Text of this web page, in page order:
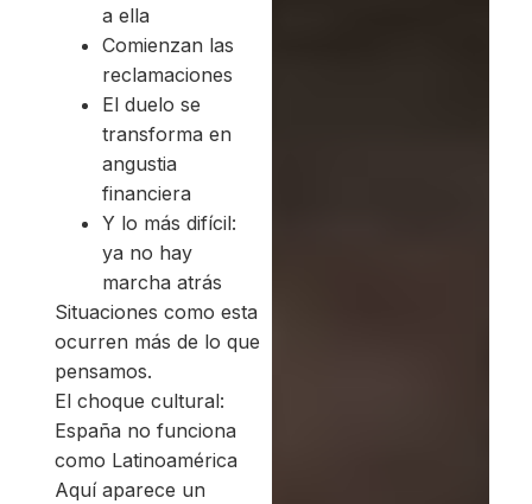
a ella
Comienzan las
reclamaciones
El duelo se
transforma en
angustia
financiera
Y lo más difícil:
ya no hay
marcha atrás
Situaciones como esta
ocurren más de lo que
pensamos.
El choque cultural:
España no funciona
como Latinoamérica
Aquí aparece un